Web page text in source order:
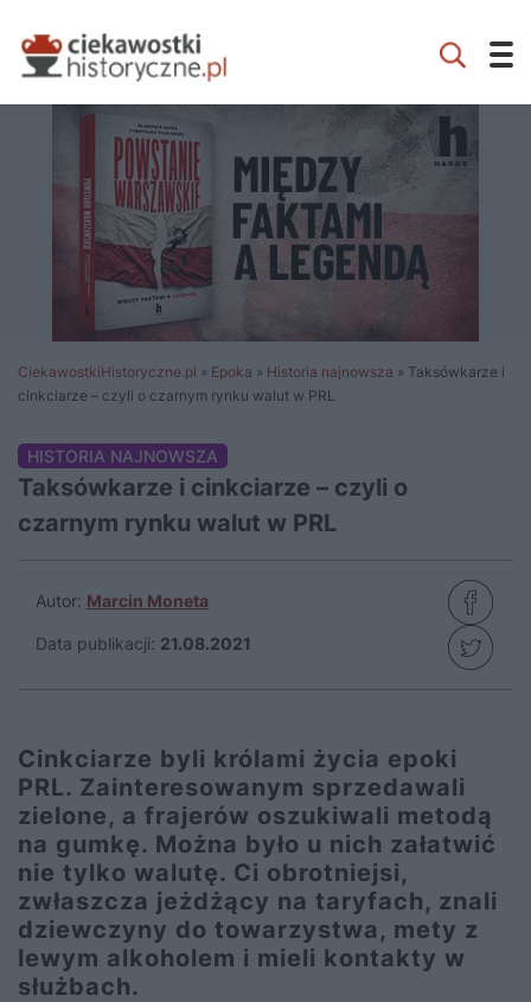
CiekawostkiHistoryczne.pl » Epoka » Historia najnowsza » Taksówkarze i
cinkciarze – czyli o czarnym rynku walut w PRL
HISTORIA NAJNOWSZA
Taksówkarze i cinkciarze – czyli o
czarnym rynku walut w PRL
Autor: Marcin Moneta
Data publikacji: 21.08.2021
Cinkciarze byli królami życia epoki
PRL. Zainteresowanym sprzedawali
zielone, a frajerów oszukiwali metodą
na gumkę. Można było u nich załatwić
nie tylko walutę. Ci obrotniejsi,
zwłaszcza jeżdżący na taryfach, znali
dziewczyny do towarzystwa, mety z
lewym alkoholem i mieli kontakty w
służbach.